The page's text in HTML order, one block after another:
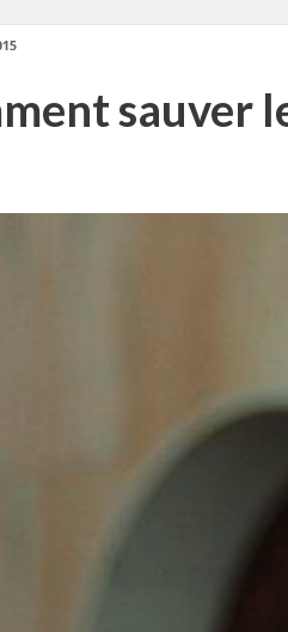
sauver